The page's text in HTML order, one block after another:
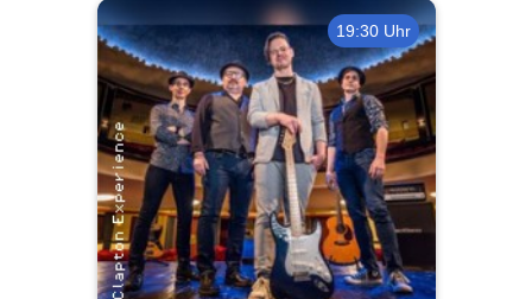
19:30 Uhr